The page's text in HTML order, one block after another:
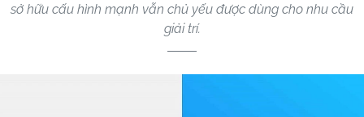
sở hữu cấu hình mạnh vẫn chủ yếu được dùng cho nhu cầu
giải trí.